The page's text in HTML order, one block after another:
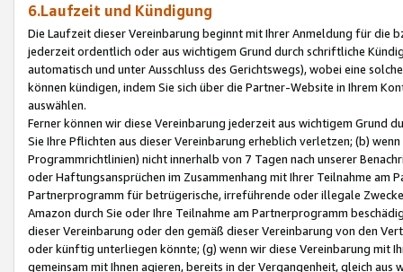
6.Laufzeit und Kündigung
Die Laufzeit dieser Vereinbarung beginnt mit Ihrer Anmeldung für die
jederzeit ordentlich oder aus wichtigem Grund durch schriftliche
automatisch und unter Ausschluss des Gerichtswegs), wobei eine
können kündigen, indem Sie sich über die Partner-Website in Ihrem
auswählen.
Ferner können wir diese Vereinbarung jederzeit aus wichtigem Grund
Sie Ihre Pflichten aus dieser Vereinbarung erheblich verletzen; (b)
Programmrichtlinien) nicht innerhalb von 7 Tagen nach unserer
oder Haftungsansprüchen im Zusammenhang mit Ihrer Teilnahme am
Partnerprogramm für betrügerische, irreführende oder illegale
Amazon durch Sie oder Ihre Teilnahme am Partnerprogramm
dieser Vereinbarung oder den gemäß dieser Vereinbarung von den
oder künftig unterliegen könnte; (g) wenn wir diese Vereinbarung mit
gemeinsam mit Ihnen agieren, bereits in der Vergangenheit, gleich